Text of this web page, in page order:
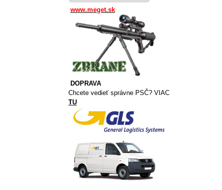
www.meget.sk
DOPRAVA
Chcete vedieť správne PSČ? VIAC
TU